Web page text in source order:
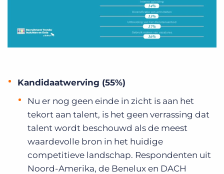
Kandidaatwerving (55%)
Nu er nog geen einde in zicht is aan het
tekort aan talent, is het geen verrassing dat
talent wordt beschouwd als de meest
waardevolle bron in het huidige
competitieve landschap. Respondenten uit
Noord-Amerika, de Benelux en DACH